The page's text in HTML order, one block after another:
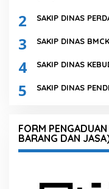
2 SAKIP DINAS
3 SAKIP DINAS
4 SAKIP DINAS
5 SAKIP DINAS
FORM
BARANG DAN